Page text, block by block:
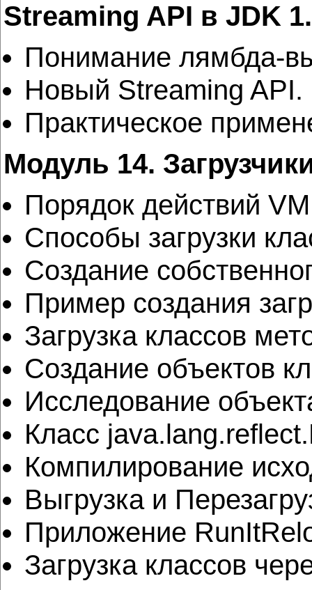
Streaming API в JDK
Понимание лямбда-
Новый Streaming API.
Практическое
Модуль 14.
Порядок действий
Способы загрузки
Создание
Пример создания
Загрузка классов
Создание объектов
Исследование
Класс
Компилирование
Выгрузка и
Приложение
Загрузка классов